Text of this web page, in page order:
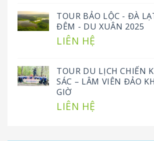
TOUR BẢO LỘC - ĐÀ
ĐÊM - DU XUÂN 2025
LIÊN HỆ
TOUR DU LỊCH CHIẾN
SÁC – LÂM VIÊN ĐẢO
GIỜ
LIÊN HỆ